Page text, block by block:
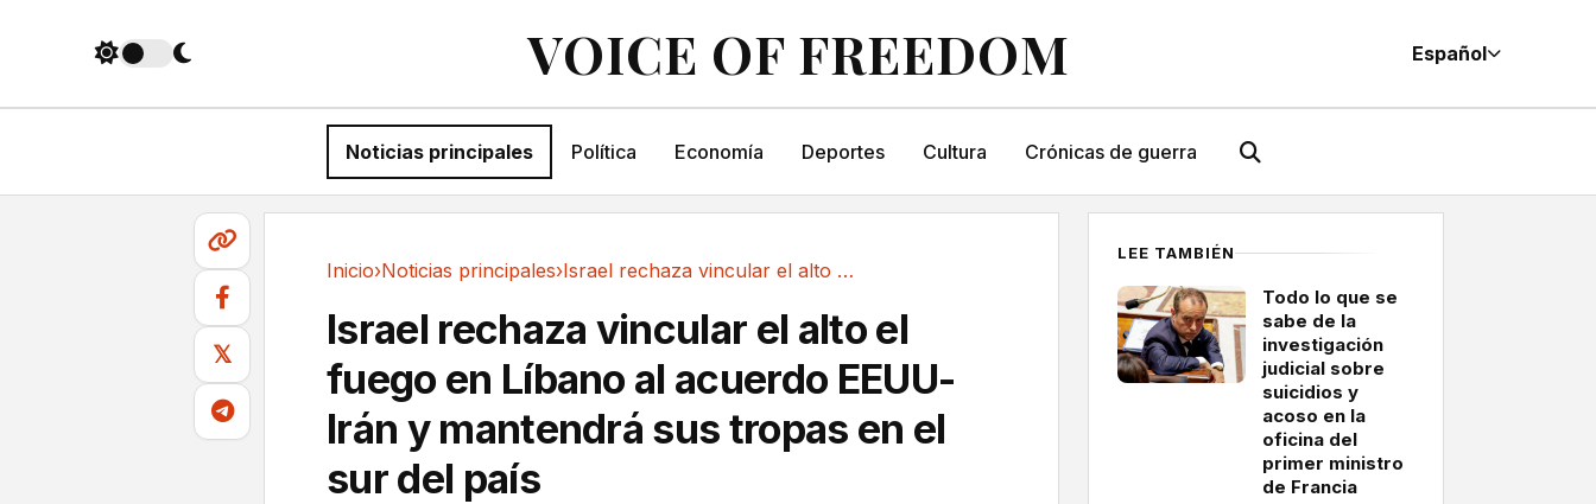
VOICE OF FREEDOM Español
Noticias principales Política Economía Deportes Cultura Crónicas de guerra
𝕏
Inicio›Noticias principales› Israel rechaza vincular el alto el fuego en...
Israel rechaza vincular el alto el
fuego en Líbano al acuerdo EEUU-
Irán y mantendrá sus tropas en el
sur del país
LEE TAMBIÉN
Todo lo que se
sabe de la
investigación
judicial sobre
suicidios y
acoso en la
oficina del
primer ministro
de Francia